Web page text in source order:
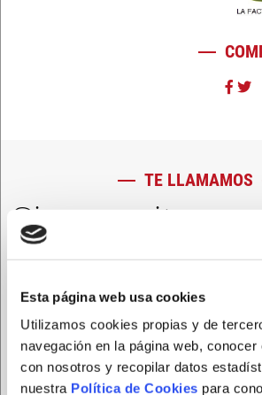
Esta página web usa cookies
Utilizamos cookies propias y de
navegación en la página web,
con nosotros y recopilar datos
nuestra Política de Cookies para
TE LLAMAMOS
Si necesitas